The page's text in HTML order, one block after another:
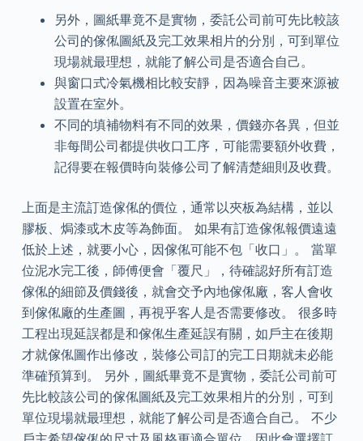
另外，圖紙畢竟不是實物，委託公司前可先比較該
公司的傢俬圖紙及完工效果相片的分別，可到單位
現場就最理想，就能了解公司是否適合自己。
與窗口式冷氣機相比較安靜，因為噪音主要來源被
設置在室外。
不同的填補物料有不同的效果，價錢亦各異，但並
非每間公司都提供收口工序，可能需要額外收費，
記得要在報價時向裝修公司了解清楚細則及收費。
上面是主流訂造傢俬的價位，通常以夾板為結構，並以
膠板、焗漆或木皮等為飾面。 如果有訂造傢俬報價遠遠
低於上述，就要小心，因傢俬可能不包「收口」。 當單
位泥水完工後，師傅便會「覆尺」，待確認好所有訂造
傢俬的細節及價錢後，就會交予內地傢俬廠，客人會收
到傢俬廠的生產圖，再視乎客人是否需要修改。 很多時
工程出現延誤都是和傢俬生產延誤有關，如戶主在後期
才就傢俬圖作出修改，裝修公司訂的完工日期就未必能
準確預算到。 另外，圖紙畢竟不是實物，委託公司前可
先比較該公司的傢俬圖紙及完工效果相片的分別，可到
單位現場就最理想，就能了解公司是否適合自己。 不少